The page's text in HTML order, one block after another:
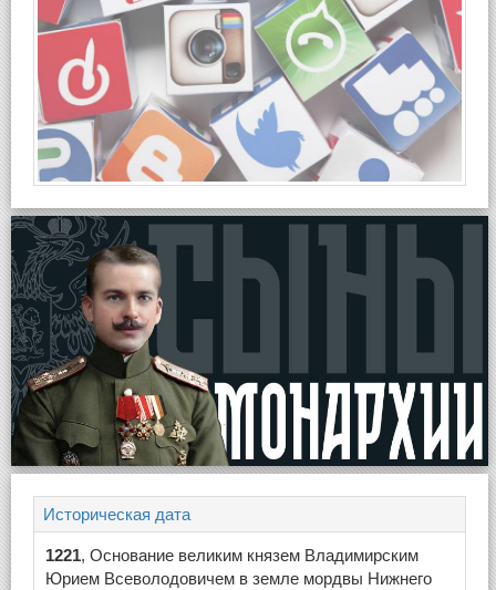
Историческая дата
1221, Основание великим князем Владимирским
Юрием Всеволодовичем в земле мордвы Нижнего